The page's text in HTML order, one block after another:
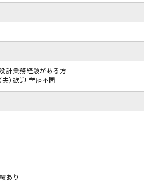
計業務経験がある方
夫）歓迎 学歴不問
あり